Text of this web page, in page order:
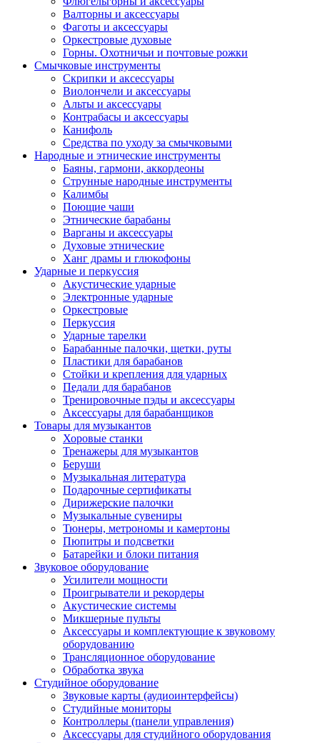
Валторны и аксессуары
Фаготы и аксессуары
Оркестровые духовые
Горны. Охотничьи и почтовые рожки
Смычковые инструменты
Скрипки и аксессуары
Виолончели и аксессуары
Альты и аксессуары
Контрабасы и аксессуары
Канифоль
Средства по уходу за смычковыми
Народные и этнические инструменты
Баяны, гармони, аккордеоны
Струнные народные инструменты
Калимбы
Поющие чаши
Этнические барабаны
Варганы и аксессуары
Духовые этнические
Ханг драмы и глюкофоны
Ударные и перкуссия
Акустические ударные
Электронные ударные
Оркестровые
Перкуссия
Ударные тарелки
Барабанные палочки, щетки, руты
Пластики для барабанов
Стойки и крепления для ударных
Педали для барабанов
Тренировочные пэды и аксессуары
Аксессуары для барабанщиков
Товары для музыкантов
Хоровые станки
Тренажеры для музыкантов
Беруши
Музыкальная литература
Подарочные сертификаты
Дирижерские палочки
Музыкальные сувениры
Тюнеры, метрономы и камертоны
Пюпитры и подсветки
Батарейки и блоки питания
Звуковое оборудование
Усилители мощности
Проигрыватели и рекордеры
Акустические системы
Микшерные пульты
Аксессуары и комплектующие к звуковому
оборудованию
Трансляционное оборудование
Обработка звука
Студийное оборудование
Звуковые карты (аудиоинтерфейсы)
Студийные мониторы
Контроллеры (панели управления)
Аксессуары для студийного оборудования